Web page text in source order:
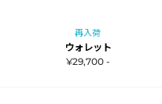
再入荷
ウォレット
¥29,700 -